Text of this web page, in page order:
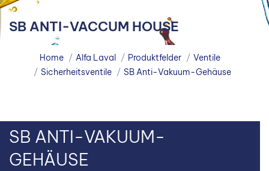
SB ANTI-VACCUM HOUSE
You are here:
Home Alfa Laval Produktfelder
Ventile
Sicherheitsventile
SB Anti-Vakuum-Gehäuse
SB ANTI-VAKUUM-
GEHÄUSE